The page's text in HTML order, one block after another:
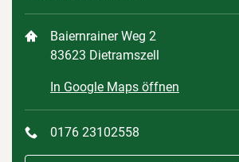
Baiernrainer Weg 2
83623 Dietramszell
In Google Maps öffnen
0176 23102558